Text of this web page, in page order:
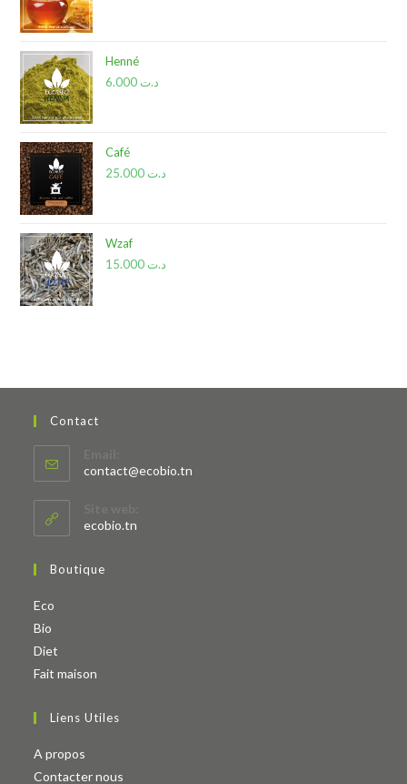
Henné
د.ت
Café
د.ت
Wzaf
د.ت
Contact
contact@ecobio.tn
ecobio.tn
Boutique
Eco
un
nouvel
Bio
dans
un
onglet
Diet
dans
nouvel
Fait maison
un
Liens Utiles
A propos
Contacter nous